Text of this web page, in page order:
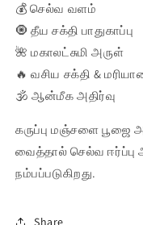
💰 செல்வ வளம்
🧿 தீய சக்தி பாதுகாப்பு
🌺 மகாலட்சுமி அருள்
🔥 வசிய சக்தி &
🕉️ ஆன்மீக அதிர்வு
கருப்பு மஞ்சளை பூஜை
வைத்தால் செல்வ ஈர்ப்பு
நம்பப்படுகிறது.
Share